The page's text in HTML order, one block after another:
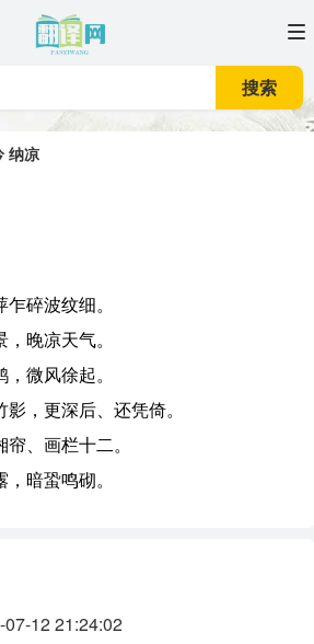
搜索
纳凉
碎波纹细。
晚凉天气。
微风徐起。
，更深后、还凭倚。
、画栏十二。
暗蛩鸣砌。
12 21:24:02